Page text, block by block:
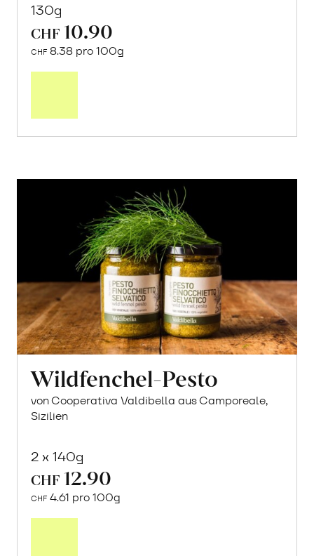
130g
CHF 10.90
CHF 8.38 pro 100g
Wildfenchel-Pesto
von Cooperativa Valdibella aus Camporeale,
Sizilien
2 x 140g
CHF 12.90
CHF 4.61 pro 100g